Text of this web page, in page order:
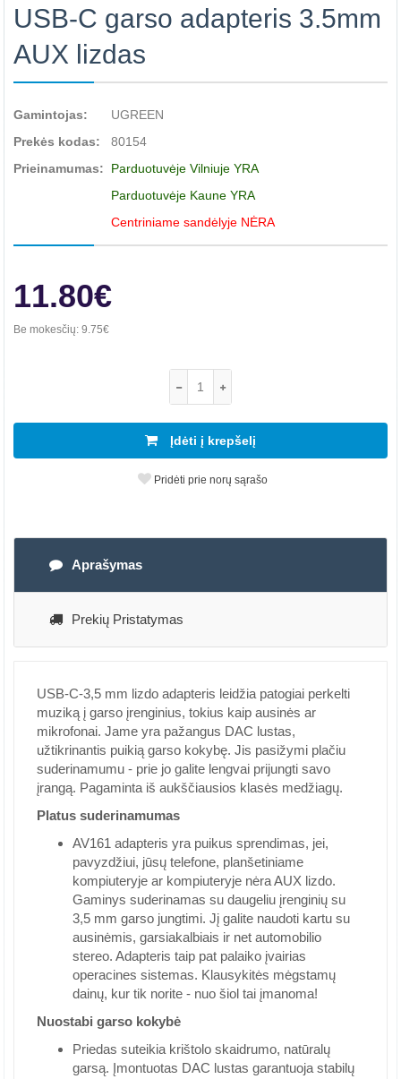
USB-C garso adapteris 3.5mm
AUX lizdas
Gamintojas:
UGREEN
Prekės kodas:
80154
Prieinamumas:
Parduotuvėje Vilniuje YRA
Parduotuvėje Kaune YRA
Centriniame sandėlyje NĖRA
11.80€
Be mokesčių: 9.75€
Įdėti į krepšelį
Pridėti prie norų sąrašo
Aprašymas
Prekių Pristatymas
USB-C-3,5 mm lizdo adapteris leidžia patogiai perkelti
muziką į garso įrenginius, tokius kaip ausinės ar
mikrofonai. Jame yra pažangus DAC lustas,
užtikrinantis puikią garso kokybę. Jis pasižymi plačiu
suderinamumu - prie jo galite lengvai prijungti savo
įrangą. Pagaminta iš aukščiausios klasės medžiagų.
Platus suderinamumas
AV161 adapteris yra puikus sprendimas, jei,
pavyzdžiui, jūsų telefone, planšetiniame
kompiuteryje ar kompiuteryje nėra AUX lizdo.
Gaminys suderinamas su daugeliu įrenginių su
3,5 mm garso jungtimi. Jį galite naudoti kartu su
ausinėmis, garsiakalbiais ir net automobilio
stereo. Adapteris taip pat palaiko įvairias
operacines sistemas. Klausykitės mėgstamų
dainų, kur tik norite - nuo šiol tai įmanoma!
Nuostabi garso kokybė
Priedas suteikia krištolo skaidrumo, natūralų
garsą. Įmontuotas DAC lustas garantuoja stabilų